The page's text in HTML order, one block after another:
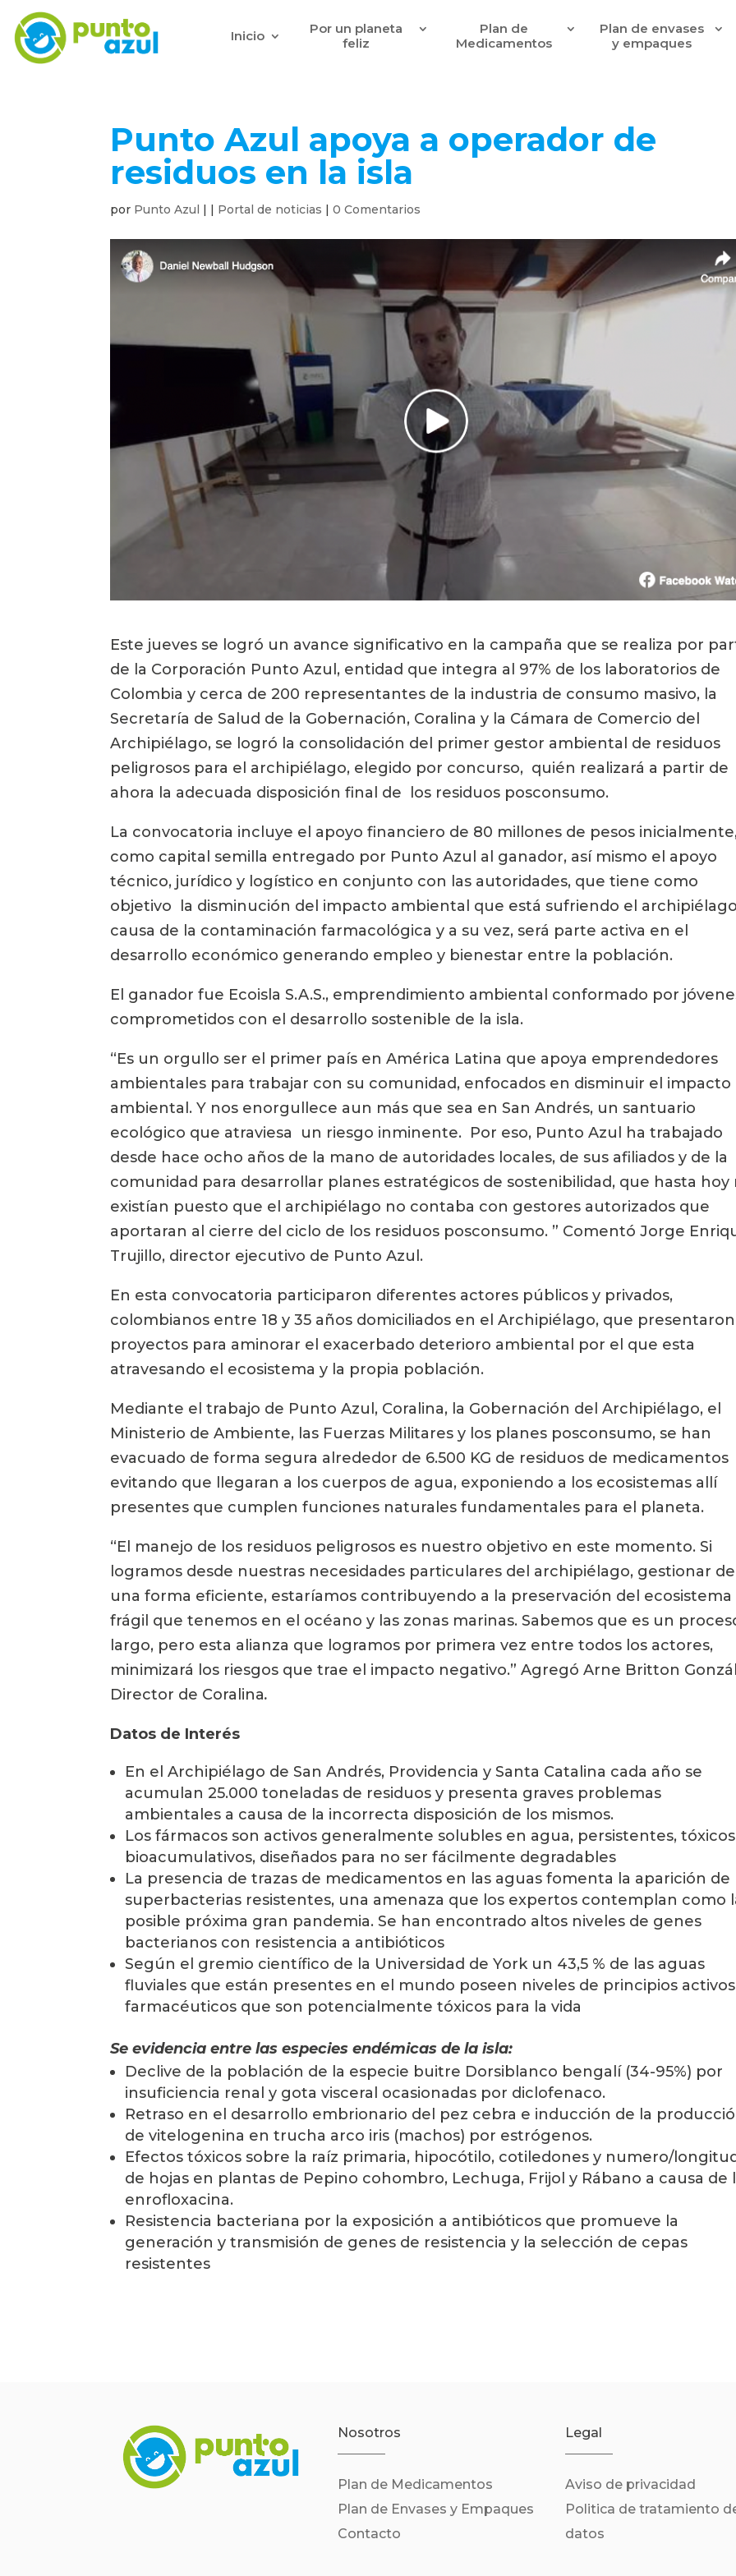
Inicio
Por un planeta
feliz
Plan de
Medicamentos
Plan de envases
y empaques
Punto Azul apoya a operador de
residuos en la isla
por Punto Azul | | Portal de noticias |0 Comentarios
Este jueves se logró un avance significativo en la campaña que se realiza por
de la Corporación Punto Azul, entidad que integra al 97% de los laboratorios de
Colombia y cerca de 200 representantes de la industria de consumo masivo, la
Secretaría de Salud de la Gobernación, Coralina y la Cámara de Comercio del
Archipiélago, se logró la consolidación del primer gestor ambiental de residuos
peligrosos para el archipiélago, elegido por concurso,  quién realizará a partir de
ahora la adecuada disposición final de  los residuos posconsumo.
La convocatoria incluye el apoyo financiero de 80 millones de pesos
como capital semilla entregado por Punto Azul al ganador, así mismo el apoyo
técnico, jurídico y logístico en conjunto con las autoridades, que tiene como
objetivo  la disminución del impacto ambiental que está sufriendo el
causa de la contaminación farmacológica y a su vez, será parte activa en el
desarrollo económico generando empleo y bienestar entre la población.
El ganador fue Ecoisla S.A.S., emprendimiento ambiental conformado por
comprometidos con el desarrollo sostenible de la isla.
“Es un orgullo ser el primer país en América Latina que apoya emprendedores
ambientales para trabajar con su comunidad, enfocados en disminuir el impacto
ambiental. Y nos enorgullece aun más que sea en San Andrés, un santuario
ecológico que atraviesa  un riesgo inminente.  Por eso, Punto Azul ha trabajado
desde hace ocho años de la mano de autoridades locales, de sus afiliados y de la
comunidad para desarrollar planes estratégicos de sostenibilidad, que hasta hoy
existían puesto que el archipiélago no contaba con gestores autorizados que
aportaran al cierre del ciclo de los residuos posconsumo. ” Comentó Jorge
Trujillo, director ejecutivo de Punto Azul.
En esta convocatoria participaron diferentes actores públicos y privados,
colombianos entre 18 y 35 años domiciliados en el Archipiélago, que presentaron
proyectos para aminorar el exacerbado deterioro ambiental por el que esta
atravesando el ecosistema y la propia población.
Mediante el trabajo de Punto Azul, Coralina, la Gobernación del Archipiélago, el
Ministerio de Ambiente, las Fuerzas Militares y los planes posconsumo, se han
evacuado de forma segura alrededor de 6.500 KG de residuos de medicamentos
evitando que llegaran a los cuerpos de agua, exponiendo a los ecosistemas allí
presentes que cumplen funciones naturales fundamentales para el planeta.
“El manejo de los residuos peligrosos es nuestro objetivo en este momento. Si
logramos desde nuestras necesidades particulares del archipiélago, gestionar de
una forma eficiente, estaríamos contribuyendo a la preservación del ecosistema
frágil que tenemos en el océano y las zonas marinas. Sabemos que es un
largo, pero esta alianza que logramos por primera vez entre todos los actores,
minimizará los riesgos que trae el impacto negativo.” Agregó Arne Britton
Director de Coralina.
Datos de Interés
En el Archipiélago de San Andrés, Providencia y Santa Catalina cada año se
acumulan 25.000 toneladas de residuos y presenta graves problemas
ambientales a causa de la incorrecta disposición de los mismos.
Los fármacos son activos generalmente solubles en agua, persistentes,
bioacumulativos, diseñados para no ser fácilmente degradables
La presencia de trazas de medicamentos en las aguas fomenta la aparición de
superbacterias resistentes, una amenaza que los expertos contemplan como
posible próxima gran pandemia. Se han encontrado altos niveles de genes
bacterianos con resistencia a antibióticos
Según el gremio científico de la Universidad de York un 43,5 % de las aguas
fluviales que están presentes en el mundo poseen niveles de principios activos
farmacéuticos que son potencialmente tóxicos para la vida
Se evidencia entre las especies endémicas de la isla:
Declive de la población de la especie buitre Dorsiblanco bengalí (34-95%) por
insuficiencia renal y gota visceral ocasionadas por diclofenaco.
Retraso en el desarrollo embrionario del pez cebra e inducción de la
de vitelogenina en trucha arco iris (machos) por estrógenos.
Efectos tóxicos sobre la raíz primaria, hipocótilo, cotiledones y numero/longitud
de hojas en plantas de Pepino cohombro, Lechuga, Frijol y Rábano a causa de
enrofloxacina.
Resistencia bacteriana por la exposición a antibióticos que promueve la
generación y transmisión de genes de resistencia y la selección de cepas
resistentes
Nosotros
Plan de Medicamentos
Plan de Envases y Empaques
Contacto
Legal
Aviso de privacidad
Politica de tratamiento
datos